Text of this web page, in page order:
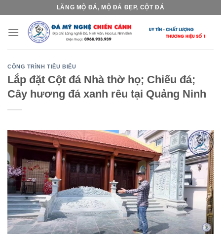
content
LĂNG MỘ ĐÁ, MỘ ĐÁ ĐẸP, CỘT ĐÁ
CÔNG TRÌNH TIÊU BIỂU
Lắp đặt Cột đá Nhà thờ họ; Chiếu đá;
Cây hương đá xanh rêu tại Quảng Ninh